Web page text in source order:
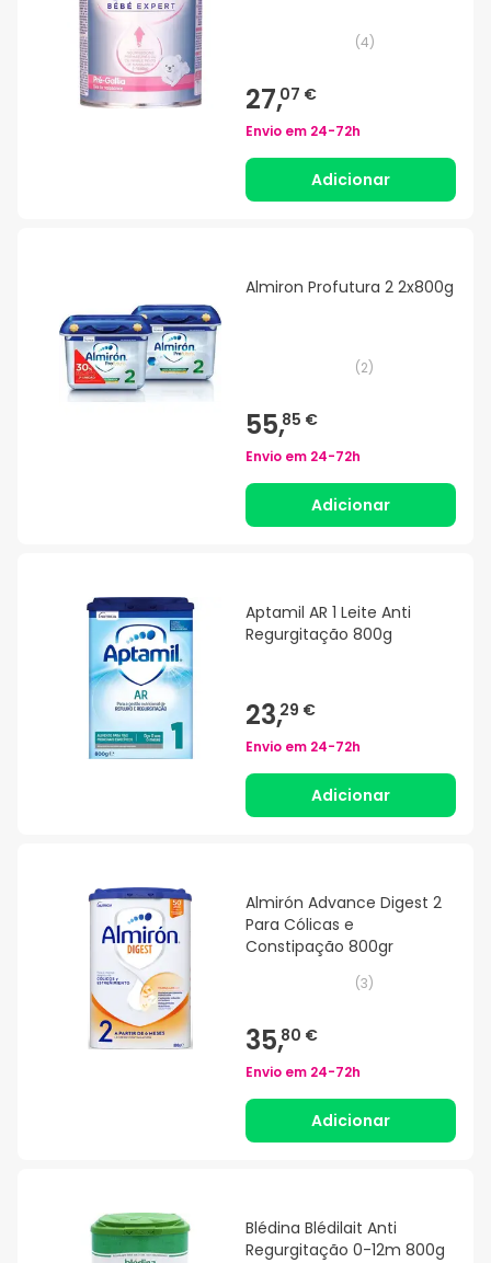
(4)
27,07 €
Envio em 24-72h
Adicionar
Almiron Profutura 2 2x800g
(2)
55,85 €
Envio em 24-72h
Adicionar
Aptamil AR 1 Leite Anti
Regurgitação 800g
23,29 €
Envio em 24-72h
Adicionar
Almirón Advance Digest 2
Para Cólicas e
Constipação 800gr
(3)
35,80 €
Envio em 24-72h
Adicionar
Blédina Blédilait Anti
Regurgitação 0-12m 800g